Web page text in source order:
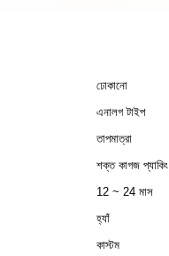
ঢোকানো
এনালগ টাইপ
তাপমাত্রা
শক্ত কাগজ প্যাকিং
12 ~ 24 মাস
হ্যাঁ
কাস্টম